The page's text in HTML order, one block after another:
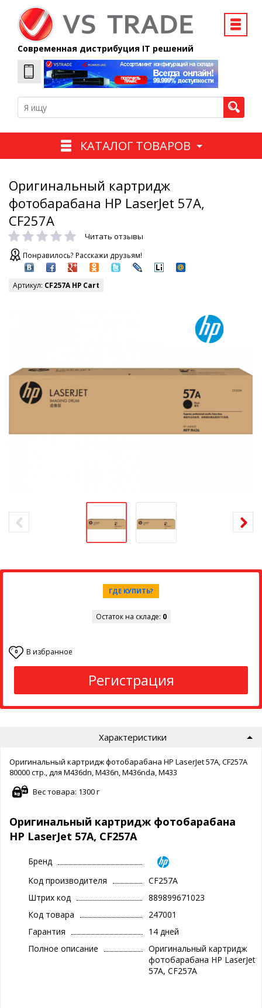
Современная дистрибуция IT решений
КАТАЛОГ ТОВАРОВ
Оригинальный картридж
фотобарабана HP LaserJet 57A,
CF257A
Читать отзывы
Понравилось? Расскажи друзьям!
Артикул: CF257A HP Cart
ГДЕ КУПИТЬ?
Остаток на складе: 0
0 В избранное
Регистрация
Характеристики
Оригинальный картридж фотобарабана HP LaserJet 57A, CF257A
80000 стр., для M436dn, M436n, M436nda, M433
Вес товара: 1300 г
Оригинальный картридж фотобарабана
HP LaserJet 57A, CF257A
Бренд
Код производителя
CF257A
Штрих код
889899671023
Код товара
247001
Гарантия
14 дней
Полное описание
Оригинальный картридж
фотобарабана HP LaserJet
57A, CF257A